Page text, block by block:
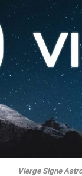
Vierge Signe